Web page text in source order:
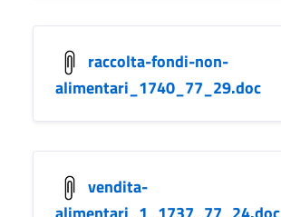
raccolta-fondi-non-
alimentari_1740_77_29.doc
vendita-